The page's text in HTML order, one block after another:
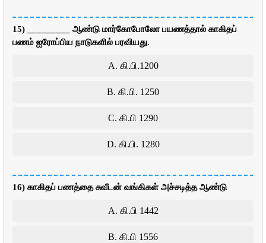
15) _________ ஆண்டு மார்கோபோலோ பயணத்தால் காகிதப்
பணம் ஐரோப்பிய நாடுகளில் பரவியது.
A. கி.பி.1200
B. கி.பி. 1250
C. கி.பி 1290
D. கி.பி. 1280
16) காகிதப் பணத்தை சுவீடன் வங்கிகள் அச்சடித்த ஆண்டு
A. கி.பி 1442
B. கி.பி 1556